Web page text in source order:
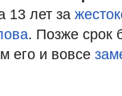
13 лет за
. Позже срок
его и вовсе